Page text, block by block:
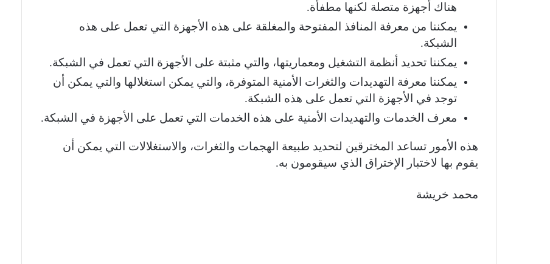
هناك أجهزة متصلة لكنها مطفأة.
يمكننا من معرفة المنافذ المفتوحة والمغلقة على هذه الأجهزة التي تعمل على هذه
الشبكة.
يمكننا تحديد أنظمة التشغيل ومعماريتها، والتي مثبتة على الأجهزة التي تعمل في الشبكة.
يمكننا معرفة التهديدات والثغرات الأمنية المتوفرة، والتي يمكن استغلالها والتي يمكن أن
توجد في الأجهزة التي تعمل على هذه الشبكة.
معرف الخدمات والتهديدات الأمنية على هذه الخدمات التي تعمل على الأجهزة في الشبكة.
هذه الأمور تساعد المخترقين لتحديد طبيعة الهجمات والثغرات، والاستغلالات التي يمكن أن
يقوم بها لاختبار الإختراق الذي سيقومون به.
محمد خريشة